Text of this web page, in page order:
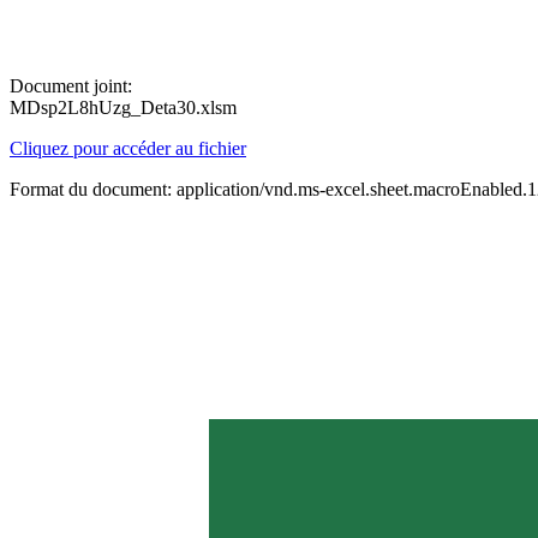
Document joint:
MDsp2L8hUzg_Deta30.xlsm
Cliquez pour accéder au fichier
Format du document: application/vnd.ms-